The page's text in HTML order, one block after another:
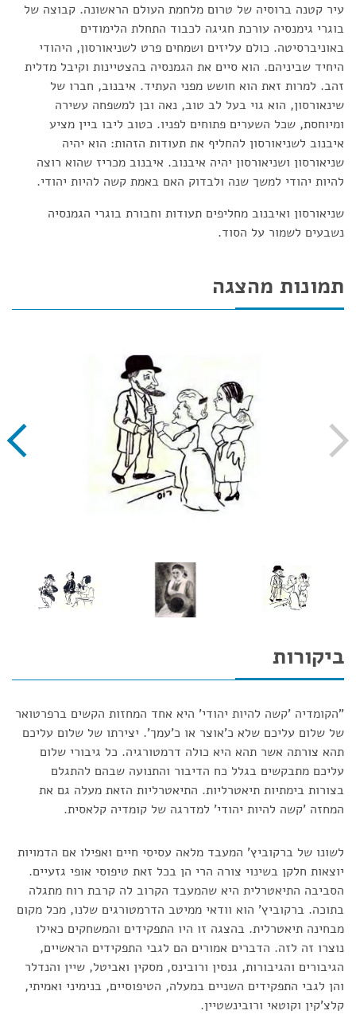
עיר קטנה ברוסיה של טרום מלחמת העולם הראשונה. קבוצה של
בוגרי גימנסיה עורכת חגיגה לכבוד התחלת הלימודים
באוניברסיטה. כולם עליזים ושמחים פרט לשניאורסון, היהודי
היחיד שביניהם. הוא סיים את הגמנסיה בהצטיינות וקיבל מדלית
זהב. למרות זאת הוא חושש מפני העתיד. איבנוב, חברו של
שינאורסון, הוא גוי בעל לב טוב, נאה ובן למשפחה עשירה
ומיוחסת, שכל השערים פתוחים לפניו. כטוב ליבו ביין מציע
איבנוב לשניאורסון להחליף את תעודות הזהות: הוא יהיה
שניאורסון ושניאורסון יהיה איבנוב. איבנוב מכריז שהוא רוצה
להיות יהודי למשך שנה ולבדוק האם באמת קשה להיות יהודי.
שניאורסון ואיבנוב מחליפים תעודות וחבורת בוגרי הגמנסיה
נשבעים לשמור על הסוד.
תמונות מהצגה
ביקורות
"הקומדיה 'קשה להיות יהודי' היא אחד המחזות הקשים ברפרטואר
של שלום עליכם שלא כ'אוצר או כ'עמך'. יצירתו של שלום עליכם
תהא צורתה אשר תהא היא כולה דרמטורגיה. כל גיבורי שלום
עליכם מתבקשים בגלל כח הדיבור והתנועה שבהם להתגלם
בצורות בימתיות תיאטרליות. התיאטרליות הזאת מעלה גם את
המחזה 'קשה להיות יהודי' למדרגה של קומדיה קלאסית.
לשונו של ברקוביץ' המעבד מלאה עסיסי חיים ואפילו אם הדמויות
יוצאות חלקן בשינוי צורה הרי הן בכל זאת טיפוסי אופי גזעיים.
הסביבה התיאטרלית היא שהמעבד הקרוב לה קרבת רוח מתגלה
בתוכה. ברקוביץ' הוא וודאי ממיטב הדרמטורגים שלנו, מכל מקום
מבחינה תיאטרלית. בהצגה זו היו התפקידים והמשחקים כאילו
נוצרו זה לזה. הדברים אמורים הם לגבי התפקידים הראשיים,
הגיבורים והגיבורות, גנסין ורובינס, מסקין ואביטל, שיין והנדלר
והן לגבי התפקידים השניים במעלה, הטיפוסיים, בנימיני ואמיתי,
קלצ'קין וקוטאי ורובינשטיין.